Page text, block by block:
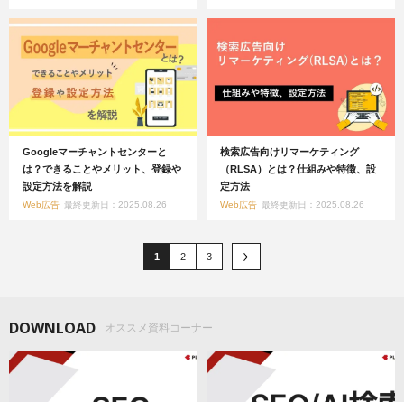
Googleマーチャントセンターと
は？できることやメリット、登録や
設定方法を解説
Web広告 最終更新日：2025.08.26
検索広告向けリマーケティング
（RLSA）とは？仕組みや特徴、設
定方法
Web広告 最終更新日：2025.08.26
1 2 3
DOWNLOAD オススメ資料コーナー